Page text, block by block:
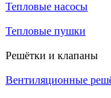
Тепловые насосы
Тепловые пушки
Решётки и клапаны
Вентиляционные